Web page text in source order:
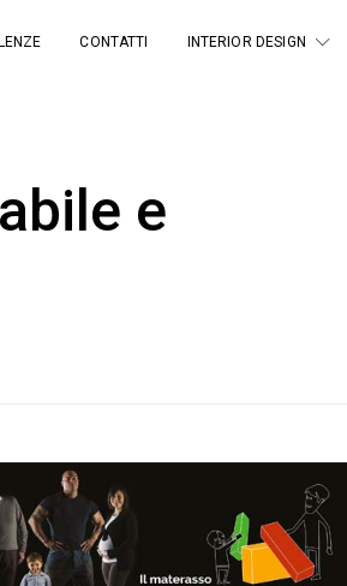
CONTATTI INTERIOR DESIGN
e